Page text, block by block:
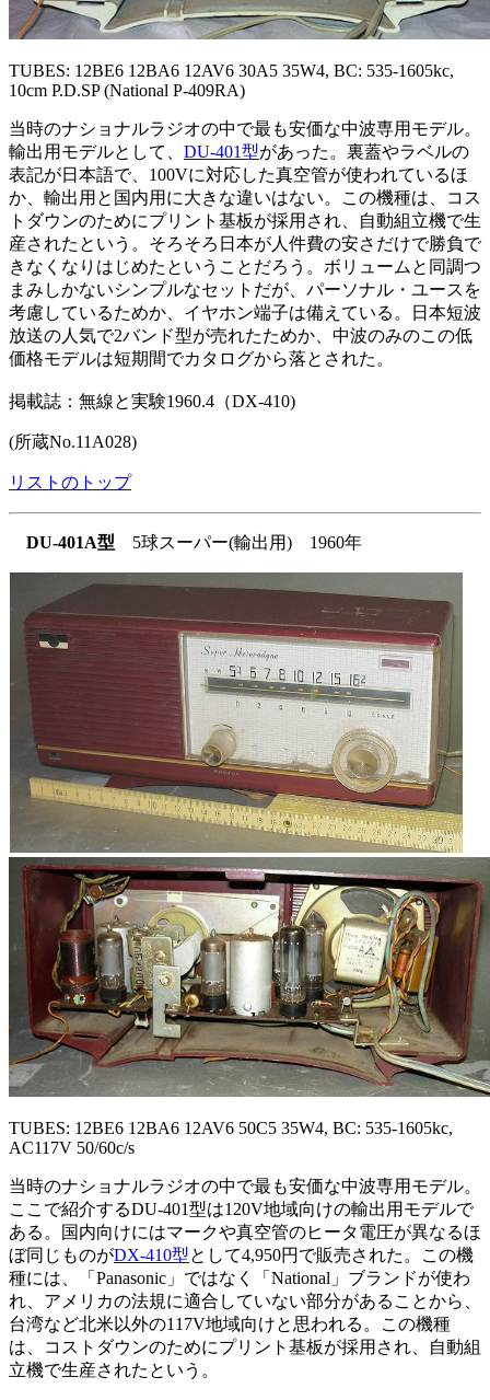
TUBES: 12BE6 12BA6 12AV6 30A5 35W4, BC: 535-1605kc,
10cm P.D.SP (National P-409RA)
当時のナショナルラジオの中で最も安価な中波専用モデル。
輸出用モデルとして、 DU-401型があった。裏蓋やラベルの
表記が日本語で、100Vに対応した真空管が使われているほ
か、輸出用と国内用に大きな違いはない。この機種は、コス
トダウンのためにプリント基板が採用され、自動組立機で生
産されたという。そろそろ日本が人件費の安さだけで勝負で
きなくなりはじめたということだろう。ボリュームと同調つ
まみしかないシンプルなセットだが、パーソナル・ユースを
考慮しているためか、イヤホン端子は備えている。日本短波
放送の人気で2バンド型が売れたためか、中波のみのこの低
価格モデルは短期間でカタログから落とされた。
掲載誌：無線と実験1960.4（DX-410)
(所蔵No.11A028)
リストのトップ
DU-401A型 5球スーパー(輸出用) 1960年
TUBES: 12BE6 12BA6 12AV6 50C5 35W4, BC: 535-1605kc,
AC117V 50/60c/s
当時のナショナルラジオの中で最も安価な中波専用モデル。
ここで紹介するDU-401型は120V地域向けの輸出用モデルで
ある。国内向けにはマークや真空管のヒータ電圧が異なるほ
ぼ同じものがDX-410型として4,950円で販売された。この機
種には、「Panasonic」ではなく「National」ブランドが使わ
れ、アメリカの法規に適合していない部分があることから、
台湾など北米以外の117V地域向けと思われる。この機種
は、コストダウンのためにプリント基板が採用され、自動組
立機で生産されたという。